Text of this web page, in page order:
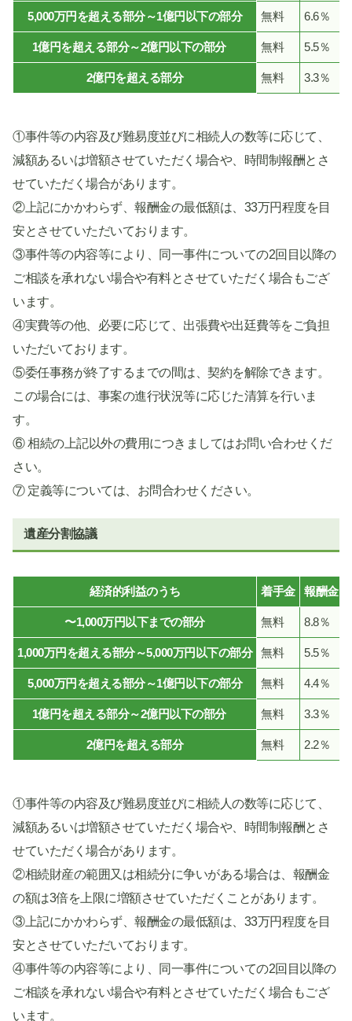
5,000万円を超える部分～1億円以下の部分 無料 6.6％
1億円を超える部分～2億円以下の部分 無料 5.5％
2億円を超える部分 無料 3.3％
①事件等の内容及び難易度並びに相続人の数等に応じて、
減額あるいは増額させていただく場合や、時間制報酬とさ
せていただく場合があります。
②上記にかかわらず、報酬金の最低額は、33万円程度を目
安とさせていただいております。
③事件等の内容等により、同一事件についての2回目以降の
ご相談を承れない場合や有料とさせていただく場合もござ
います。
④実費等の他、必要に応じて、出張費や出廷費等をご負担
いただいております。
⑤委任事務が終了するまでの間は、契約を解除できます。
この場合には、事案の進行状況等に応じた清算を行いま
す。
⑥ 相続の上記以外の費用につきましてはお問い合わせくだ
さい。
⑦ 定義等については、お問合わせください。
遺産分割協議
経済的利益のうち 着手金 報酬金
〜1,000万円以下までの部分 無料 8.8％
1,000万円を超える部分～5,000万円以下の部分 無料 5.5％
5,000万円を超える部分～1億円以下の部分 無料 4.4％
1億円を超える部分～2億円以下の部分 無料 3.3％
2億円を超える部分 無料 2.2％
①事件等の内容及び難易度並びに相続人の数等に応じて、
減額あるいは増額させていただく場合や、時間制報酬とさ
せていただく場合があります。
②相続財産の範囲又は相続分に争いがある場合は、報酬金
の額は3倍を上限に増額させていただくことがあります。
③上記にかかわらず、報酬金の最低額は、33万円程度を目
安とさせていただいております。
④事件等の内容等により、同一事件についての2回目以降の
ご相談を承れない場合や有料とさせていただく場合もござ
います。